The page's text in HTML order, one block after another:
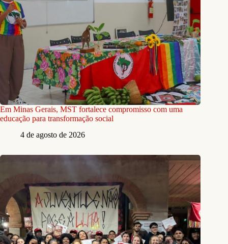
Em Minas Gerais, MST fortalece compromisso com uma
educação para transformação social
4 de agosto de 2026